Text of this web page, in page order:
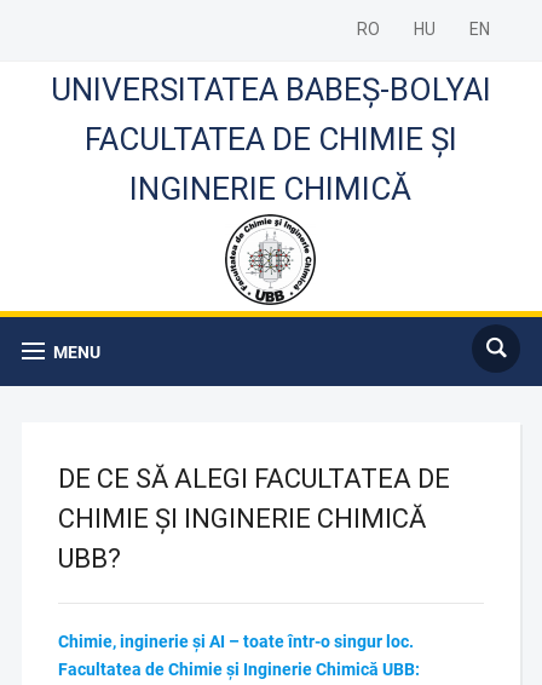
RO HU EN
UNIVERSITATEA BABEȘ-BOLYAI
FACULTATEA DE CHIMIE ȘI
INGINERIE CHIMICĂ
MENU
DE CE SĂ ALEGI FACULTATEA DE
CHIMIE ȘI INGINERIE CHIMICĂ
UBB?
Chimie, inginerie și AI – toate într-o singur loc.
Facultatea de Chimie și Inginerie Chimică UBB: